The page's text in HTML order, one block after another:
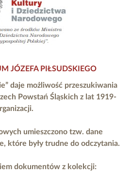
JÓZEFA PIŁSUDSKIEGO
daje możliwość przeszukiwania
Powstań Śląskich z lat 1919-
umieszczono tzw. dane
które były trudne do odczytania.
dokumentów z kolekcji: